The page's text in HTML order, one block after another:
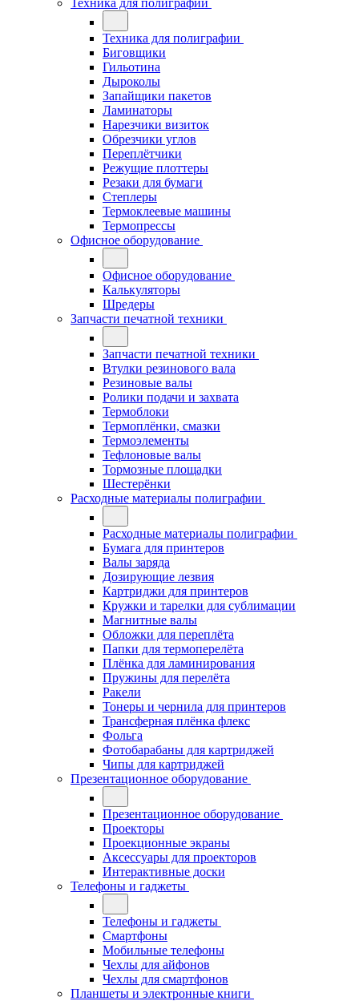
Техника для полиграфии
Техника для полиграфии
Биговщики
Гильотина
Дыроколы
Запайщики пакетов
Ламинаторы
Нарезчики визиток
Обрезчики углов
Переплётчики
Режущие плоттеры
Резаки для бумаги
Степлеры
Термоклеевые машины
Термопрессы
Офисное оборудование
Офисное оборудование
Калькуляторы
Шредеры
Запчасти печатной техники
Запчасти печатной техники
Втулки резинового вала
Резиновые валы
Ролики подачи и захвата
Термоблоки
Термоплёнки, смазки
Термоэлементы
Тефлоновые валы
Тормозные площадки
Шестерёнки
Расходные материалы полиграфии
Расходные материалы полиграфии
Бумага для принтеров
Валы заряда
Дозирующие лезвия
Картриджи для принтеров
Кружки и тарелки для сублимации
Магнитные валы
Обложки для переплёта
Папки для термоперелёта
Плёнка для ламинирования
Пружины для перелёта
Ракели
Тонеры и чернила для принтеров
Трансферная плёнка флекс
Фольга
Фотобарабаны для картриджей
Чипы для картриджей
Презентационное оборудование
Презентационное оборудование
Проекторы
Проекционные экраны
Аксессуары для проекторов
Интерактивные доски
Телефоны и гаджеты
Телефоны и гаджеты
Смартфоны
Мобильные телефоны
Чехлы для айфонов
Чехлы для смартфонов
Планшеты и электронные книги